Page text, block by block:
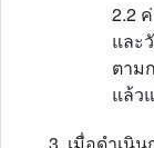
2.2
และ
ตาม
แล้ว